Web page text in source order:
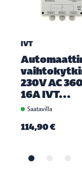
IVT
230V AC
16A IVT...
Saatavilla
114,90 €